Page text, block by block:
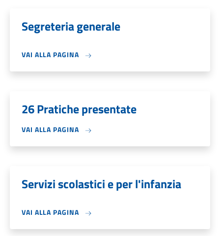
Segreteria generale
VAI ALLA PAGINA
26 Pratiche presentate
VAI ALLA PAGINA
Servizi scolastici e per l'infanzia
VAI ALLA PAGINA